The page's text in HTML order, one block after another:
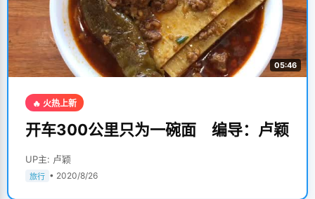
05:46
🔥 火热上新
开车300公里只为一碗面 编导：卢颖
UP主: 卢颖
旅行 • 2020/8/26